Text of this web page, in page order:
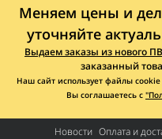
Меняем цены и
уточняйте
Выдаем заказы из нового
заказанный
Наш сайт использует файлы
Вы соглашаетесь с
Новости Оплата и